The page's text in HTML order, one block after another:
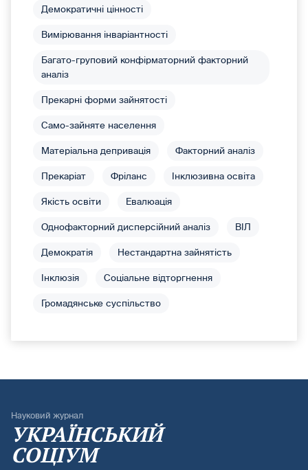
Демократичні цінності
Вимірювання інваріантності
Багато-груповий конфірматорний факторний
аналіз
Прекарні форми зайнятості
Само-зайняте населення
Матеріальна депривація Факторний аналіз
Прекаріат Фріланс Інклюзивна освіта
Якість освіти Евалюація
Однофакторний дисперсійний аналіз ВІЛ
Демократія Нестандартна зайнятість
Інклюзія Соціальне відторгнення
Громадянське суспільство
Науковий журнал
УКРАЇНСЬКИЙ
СОЦІУМ